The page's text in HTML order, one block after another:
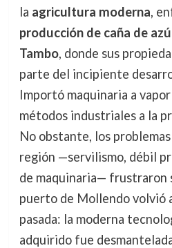
la agricultura moderna,
producción de caña de
Tambo, donde sus
parte del incipiente
Importó maquinaria a
métodos industriales a la
No obstante, los
región —servilismo, débil
de maquinaria— frustraron
puerto de Mollendo volvió
pasada: la moderna
adquirido fue